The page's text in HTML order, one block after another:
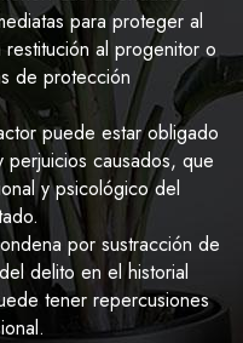
para proteger al
al progenitor o
de protección
puede estar obligado
causados, que
y psicológico del
por sustracción de
delito en el historial
tener repercusiones